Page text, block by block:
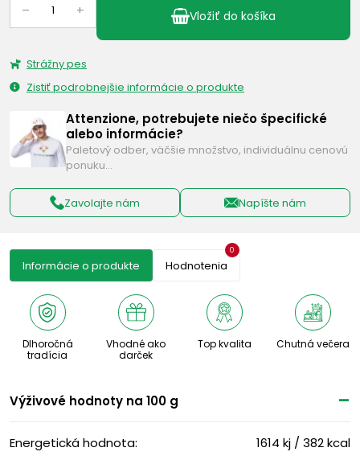
– + Vložiť do košíka
Strážny pes
Zistiť podrobnejšie informácie o produkte
Attenzione, potrebujete niečo špecifické
alebo informácie?
Paletový odber, väčšie množstvo, individuálnu cenovú
ponuku…
Zavolajte nám Napíšte nám
Informácie o produkte Hodnotenia
0
Dlhoročná
tradícia
Vhodné ako
darček
Top kvalita Chutná večera
Výživové ​​hodnoty na 100 g
Energetická hodnota: 1614 kj / 382 kcal